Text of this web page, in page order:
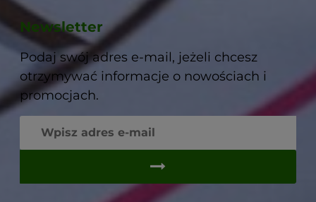
Newsletter
Podaj swój adres e-mail, jeżeli chcesz
otrzymywać informacje o nowościach i
promocjach.